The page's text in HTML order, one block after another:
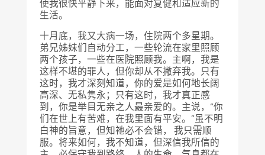
生活。
十月底，我又大病一场，住院两个多星期。
弟兄姊妹们自动分工，一些轮流在家里照顾
两个孩子，一些在医院照顾我。主啊，我是
这样不堪的罪人，但你却从不撇弃我。只有
这时，我才深刻知道，你的爱是如何地长阔
高深、无私隽永；只有这时，我才真正感
到，你是举目无亲之人最亲爱的。主说，“你
们在世上有苦难，在我里面有平安。”虽不明
白神的旨意，但知祂必不会错， 我只需顺
服。将来如何，我不知道，但深信我所信的